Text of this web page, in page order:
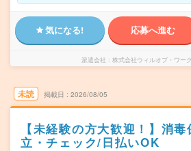
気になる! 応募へ進む
派遣会社 株式会社ウィルオブ・ワ
未読 掲載日 2026/08/05
【未経験の方大歓迎！】消
立・チェック/日払いOK